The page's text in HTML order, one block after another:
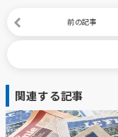
前の記事
関連する記事